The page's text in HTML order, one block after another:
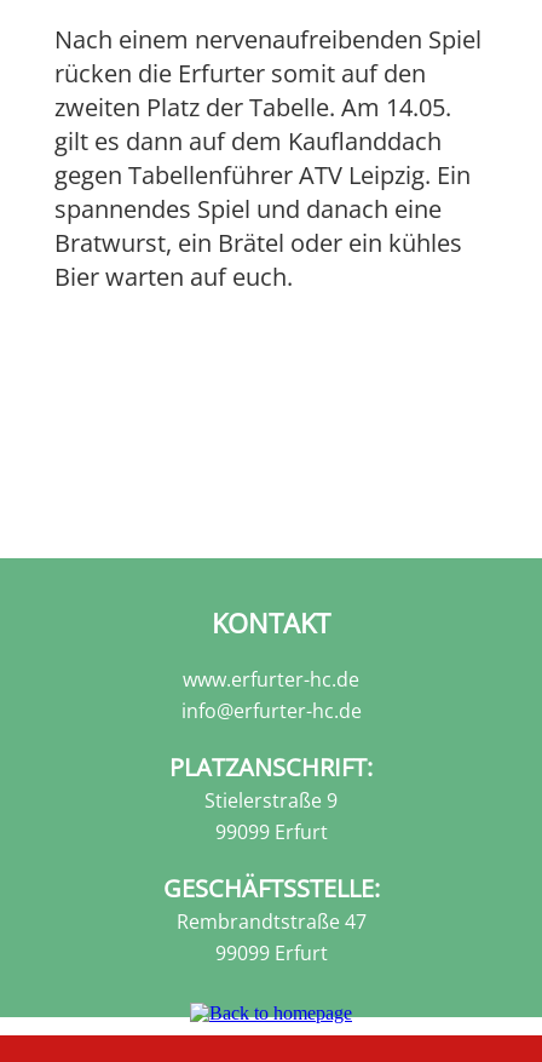
Nach einem nervenaufreibenden Spiel
rücken die Erfurter somit auf den
zweiten Platz der Tabelle. Am 14.05.
gilt es dann auf dem Kauflanddach
gegen Tabellenführer ATV Leipzig. Ein
spannendes Spiel und danach eine
Bratwurst, ein Brätel oder ein kühles
Bier warten auf euch.
PLATZANSCHRIFT:
Stielerstraße 9
99099 Erfurt
KONTAKT
www.erfurter-hc.de
info@erfurter-hc.de
GESCHÄFTSSTELLE:
Rembrandtstraße 47
99099 Erfurt